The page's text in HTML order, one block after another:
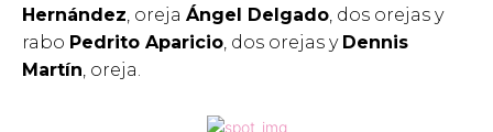
Hernández, oreja Ángel Delgado, dos orejas y
rabo Pedrito Aparicio, dos orejas y Dennis
Martín, oreja.